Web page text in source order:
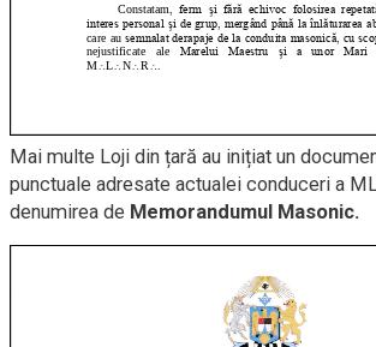
Mai multe Loji din țară au inițiat un
punctuale adresate actualei conduceri a
denumirea de Memorandumul Masonic.